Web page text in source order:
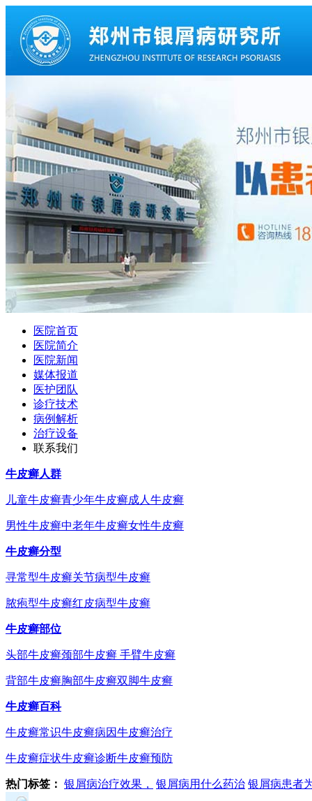
医院首页
医院简介
医院新闻
媒体报道
医护团队
诊疗技术
病例解析
治疗设备
联系我们
牛皮癣人群
儿童牛皮癣青少年牛皮癣成人牛皮癣
男性牛皮癣中老年牛皮癣女性牛皮癣
牛皮癣分型
寻常型牛皮癣关节病型牛皮癣
脓疱型牛皮癣红皮病型牛皮癣
牛皮癣部位
头部牛皮癣颈部牛皮癣 手臂牛皮癣
背部牛皮癣胸部牛皮癣双脚牛皮癣
牛皮癣百科
牛皮癣常识牛皮癣病因牛皮癣治疗
牛皮癣症状牛皮癣诊断牛皮癣预防
热门标签： 银屑病治疗效果， 银屑病用什么药治 银屑病患者